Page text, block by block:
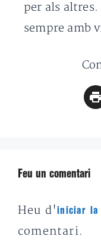
per als altres.
sempre amb
Feu un comentari
Heu d'iniciar la
comentari.